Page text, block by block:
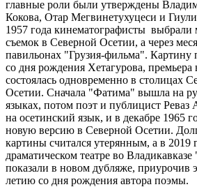
главные роли были утверждены
Кокова, Отар Мегвинетухуцеси и
1957 года кинематографисты выбрали
съемок в Северной Осетии, а через
павильонах "Грузия-фильма". Картину
со дня рождения Хетагурова, премьера
состоялась одновременно в столицах
Осетии. Сначала "Фатима" вышла на
языках, потом поэт и публицист Реваз
на осетинский язык, и в декабре 1965
новую версию в Северной Осетии.
картины считался утерянным, а в 2019
драматическом театре во
показали в новом дубляже, приурочив
летию со дня рождения автора поэмы.